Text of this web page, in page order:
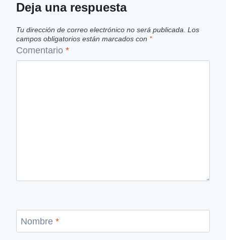
Deja una respuesta
Tu dirección de correo electrónico no será publicada. Los
campos obligatorios están marcados con *
Comentario *
Nombre *